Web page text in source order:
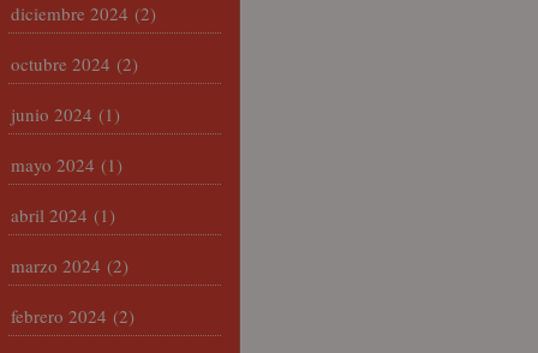
diciembre 2024 (2)
octubre 2024 (2)
junio 2024 (1)
mayo 2024 (1)
abril 2024 (1)
marzo 2024 (2)
febrero 2024 (2)